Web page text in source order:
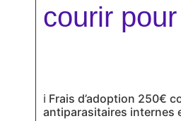
courir
ℹ Frais d’adoption 250€
antiparasitaires internes